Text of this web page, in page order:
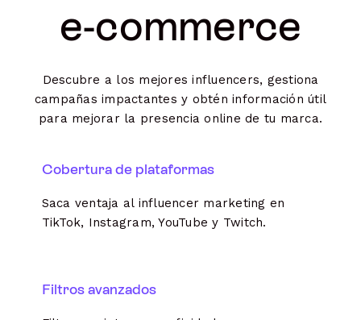
e-commerce
Descubre a los mejores influencers, gestiona
campañas impactantes y obtén información útil
para mejorar la presencia online de tu marca.
Cobertura de plataformas
Saca ventaja al influencer marketing en
TikTok, Instagram, YouTube y Twitch.
Filtros avanzados